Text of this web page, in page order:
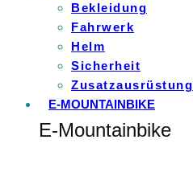
Bekleidung
Fahrwerk
Helm
Sicherheit
Zusatzausrüstung
E-MOUNTAINBIKE
E-Mountainbike